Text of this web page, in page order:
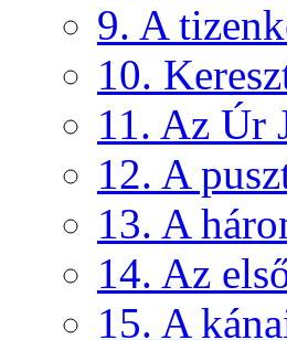
9. A
10.
11. Az Úr
12. A
13. A
14. Az
15. A